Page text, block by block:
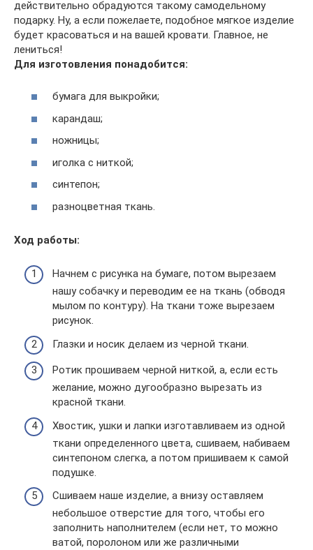
действительно обрадуются такому самодельному
подарку. Ну, а если пожелаете, подобное мягкое изделие
будет красоваться и на вашей кровати. Главное, не
лениться!
Для изготовления понадобится:
бумага для выкройки;
карандаш;
ножницы;
иголка с ниткой;
синтепон;
разноцветная ткань.
Ход работы:
Начнем с рисунка на бумаге, потом вырезаем
нашу собачку и переводим ее на ткань (обводя
мылом по контуру). На ткани тоже вырезаем
рисунок.
Глазки и носик делаем из черной ткани.
Ротик прошиваем черной ниткой, а, если есть
желание, можно дугообразно вырезать из
красной ткани.
Хвостик, ушки и лапки изготавливаем из одной
ткани определенного цвета, сшиваем, набиваем
синтепоном слегка, а потом пришиваем к самой
подушке.
Сшиваем наше изделие, а внизу оставляем
небольшое отверстие для того, чтобы его
заполнить наполнителем (если нет, то можно
ватой, поролоном или же различными